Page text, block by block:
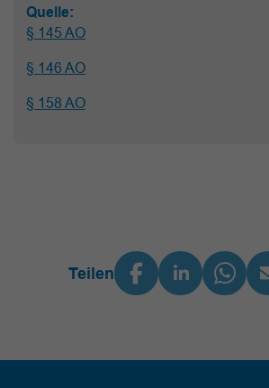
Quelle:
§ 145 AO
§ 146 AO
§ 158 AO
Teilen